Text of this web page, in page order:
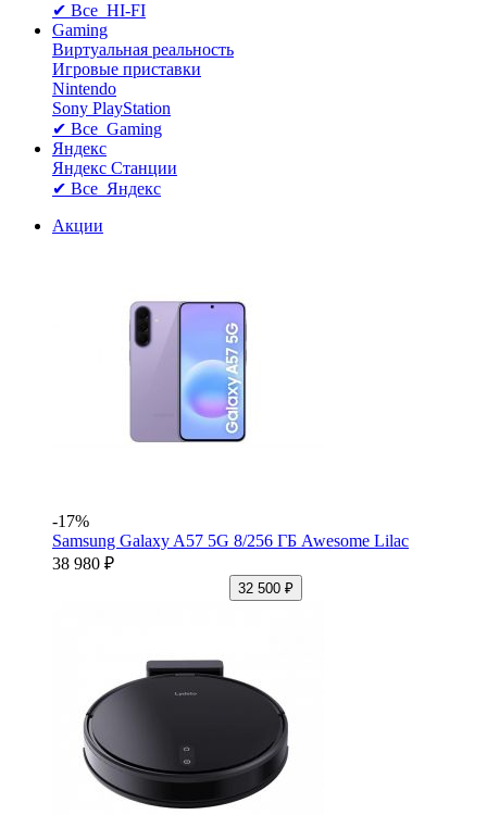
✔ Все HI-FI
Gaming
Виртуальная реальность
Игровые приставки
Nintendo
Sony PlayStation
✔ Все Gaming
Яндекс
Яндекс Станции
✔ Все Яндекс
Акции
-17%
Samsung Galaxy A57 5G 8/256 ГБ Awesome Lilac
38 980 ₽
32 500 ₽